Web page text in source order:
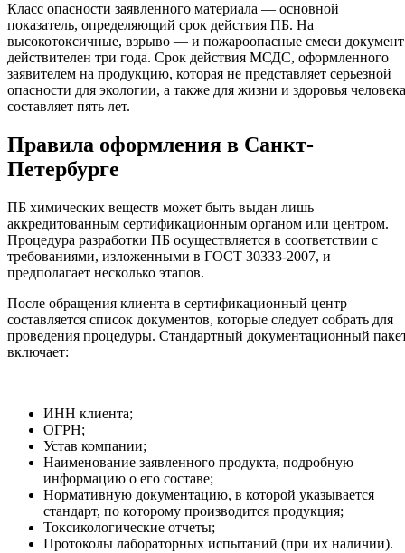
Класс опасности заявленного материала — основной
показатель, определяющий срок действия ПБ. На
высокотоксичные, взрыво — и пожароопасные смеси документ
действителен три года. Срок действия МСДС, оформленного
заявителем на продукцию, которая не представляет серьезной
опасности для экологии, а также для жизни и здоровья
составляет пять лет.
Правила оформления в Санкт-
Петербурге
ПБ химических веществ может быть выдан лишь
аккредитованным сертификационным органом или центром.
Процедура разработки ПБ осуществляется в соответствии с
требованиями, изложенными в ГОСТ 30333-2007, и
предполагает несколько этапов.
После обращения клиента в сертификационный центр
составляется список документов, которые следует собрать для
проведения процедуры. Стандартный документационный
включает:
ИНН клиента;
ОГРН;
Устав компании;
Наименование заявленного продукта, подробную
информацию о его составе;
Нормативную документацию, в которой указывается
стандарт, по которому производится продукция;
Токсикологические отчеты;
Протоколы лабораторных испытаний (при их наличии).